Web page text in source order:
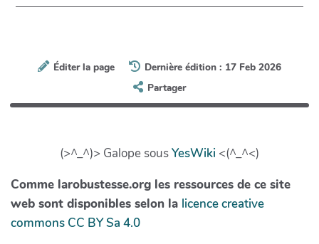
Éditer la page
Dernière édition : 17 Feb 2026
Partager
(>^_^)> Galope sousYesWiki <(^_^<)
Comme larobustesse.org les ressources de ce site
web sont disponibles selon la licence creative
commons CC BY Sa 4.0